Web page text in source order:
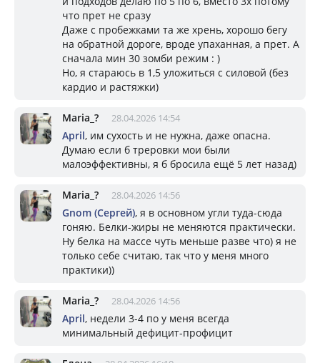
что прет не сразу
Даже с пробежками та же хрень, хорошо бегу
на обратной дороге, вроде упаханная, а прет. А
сначала мин 30 зомби режим : )
Но, я стараюсь в 1,5 уложиться с силовой (без
кардио и растяжки)
Mariа_? 28.04.2026 14:54
April, им сухость и не нужна, даже опасна.
Думаю если б треровки мои были
малоэффективны, я б бросила ещё 5 лет назад)
Mariа_? 28.04.2026 14:56
Gnom (Сергей), я в основном угли туда-сюда
гоняю. Белки-жиры не меняются практически.
Ну белка на массе чуть меньше разве что) я не
только себе считаю, так что у меня много
практики))
Mariа_? 28.04.2026 14:56
April, недели 3-4 по у меня всегда
минимальный дефицит-профицит